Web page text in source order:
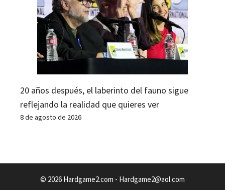
20 años después, el laberinto del fauno sigue
reflejando la realidad que quieres ver
8 de agosto de 2026
© 2026 Hardgame2.com - Hardgame2@aol.com